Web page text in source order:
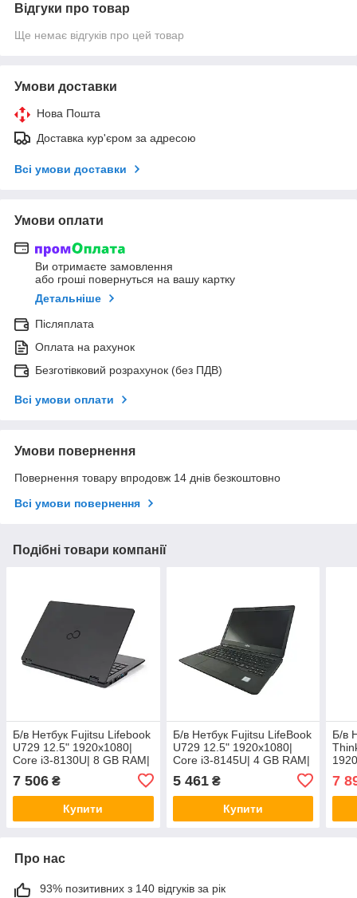
Відгуки про товар
Ще немає відгуків про цей товар
Умови доставки
Нова Пошта
Доставка кур'єром за адресою
Всі умови доставки
Умови оплати
Ви отримаєте замовлення
або гроші повернуться на вашу картку
Детальніше
Післяплата
Оплата на рахунок
Безготівковий розрахунок (без ПДВ)
Всі умови оплати
Умови повернення
Повернення товару впродовж 14 днів безкоштовно
Всі умови повернення
Подібні товари компанії
Б/в Нетбук Fujitsu Lifebook
U729 12.5" 1920x1080|
Core i3-8130U| 8 GB RAM|
7 506 ₴
Купити
Б/в Нетбук Fujitsu LifeBook
U729 12.5" 1920x1080|
Core i3-8145U| 4 GB RAM|
5 461₴
Купити
Б/в
7
Про нас
93% позитивних з 140 відгуків за рік